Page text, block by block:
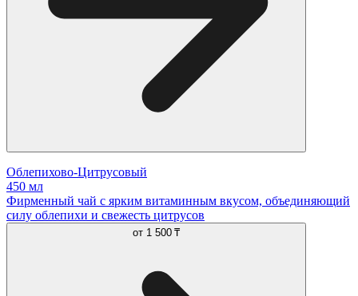
Облепихово-Цитрусовый
450 мл
Фирменный чай с ярким витаминным вкусом, объединяющий
силу облепихи и свежесть цитрусов
от 1 500 ₸